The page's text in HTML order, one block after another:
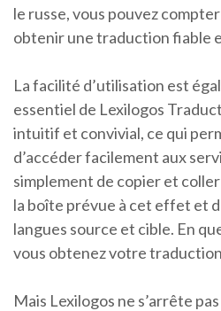
le russe, vous pouvez
obtenir une traduction fiable
La facilité d’utilisation est
essentiel de Lexilogos
intuitif et convivial, ce qui
d’accéder facilement aux
simplement de copier et
la boîte prévue à cet effet et
langues source et cible. En
vous obtenez votre
Mais Lexilogos ne s’arrête